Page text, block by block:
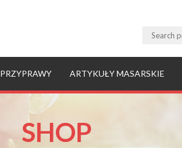
PRZYPRAWY ARTYKUŁY MASARSKIE
SHOP